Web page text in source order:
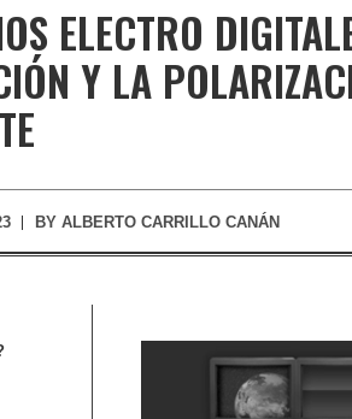
ELECTRO
Y LA
BY ALBERTO CARRILLO CANÁN